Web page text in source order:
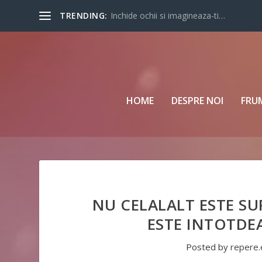
TRENDING: Inchide ochii si imagineaza-ti…
HOME DESPRE NOI
NU CELALALT ESTE
ESTE
Posted by